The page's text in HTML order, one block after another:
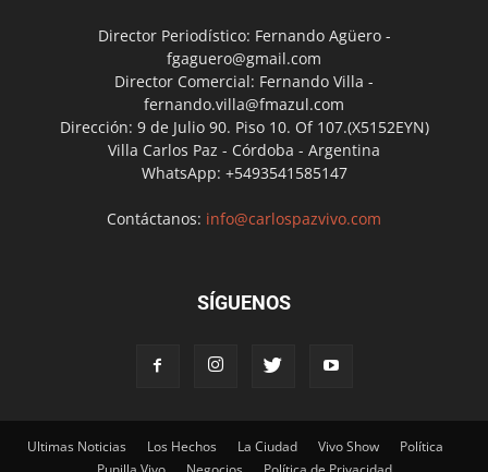
Director Periodístico: Fernando Agüero -
fgaguero@gmail.com
Director Comercial: Fernando Villa -
fernando.villa@fmazul.com
Dirección: 9 de Julio 90. Piso 10. Of 107.(X5152EYN)
Villa Carlos Paz - Córdoba - Argentina
WhatsApp: +5493541585147
Contáctanos: info@carlospazvivo.com
SÍGUENOS
Ultimas Noticias Los Hechos La Ciudad Vivo Show
Política